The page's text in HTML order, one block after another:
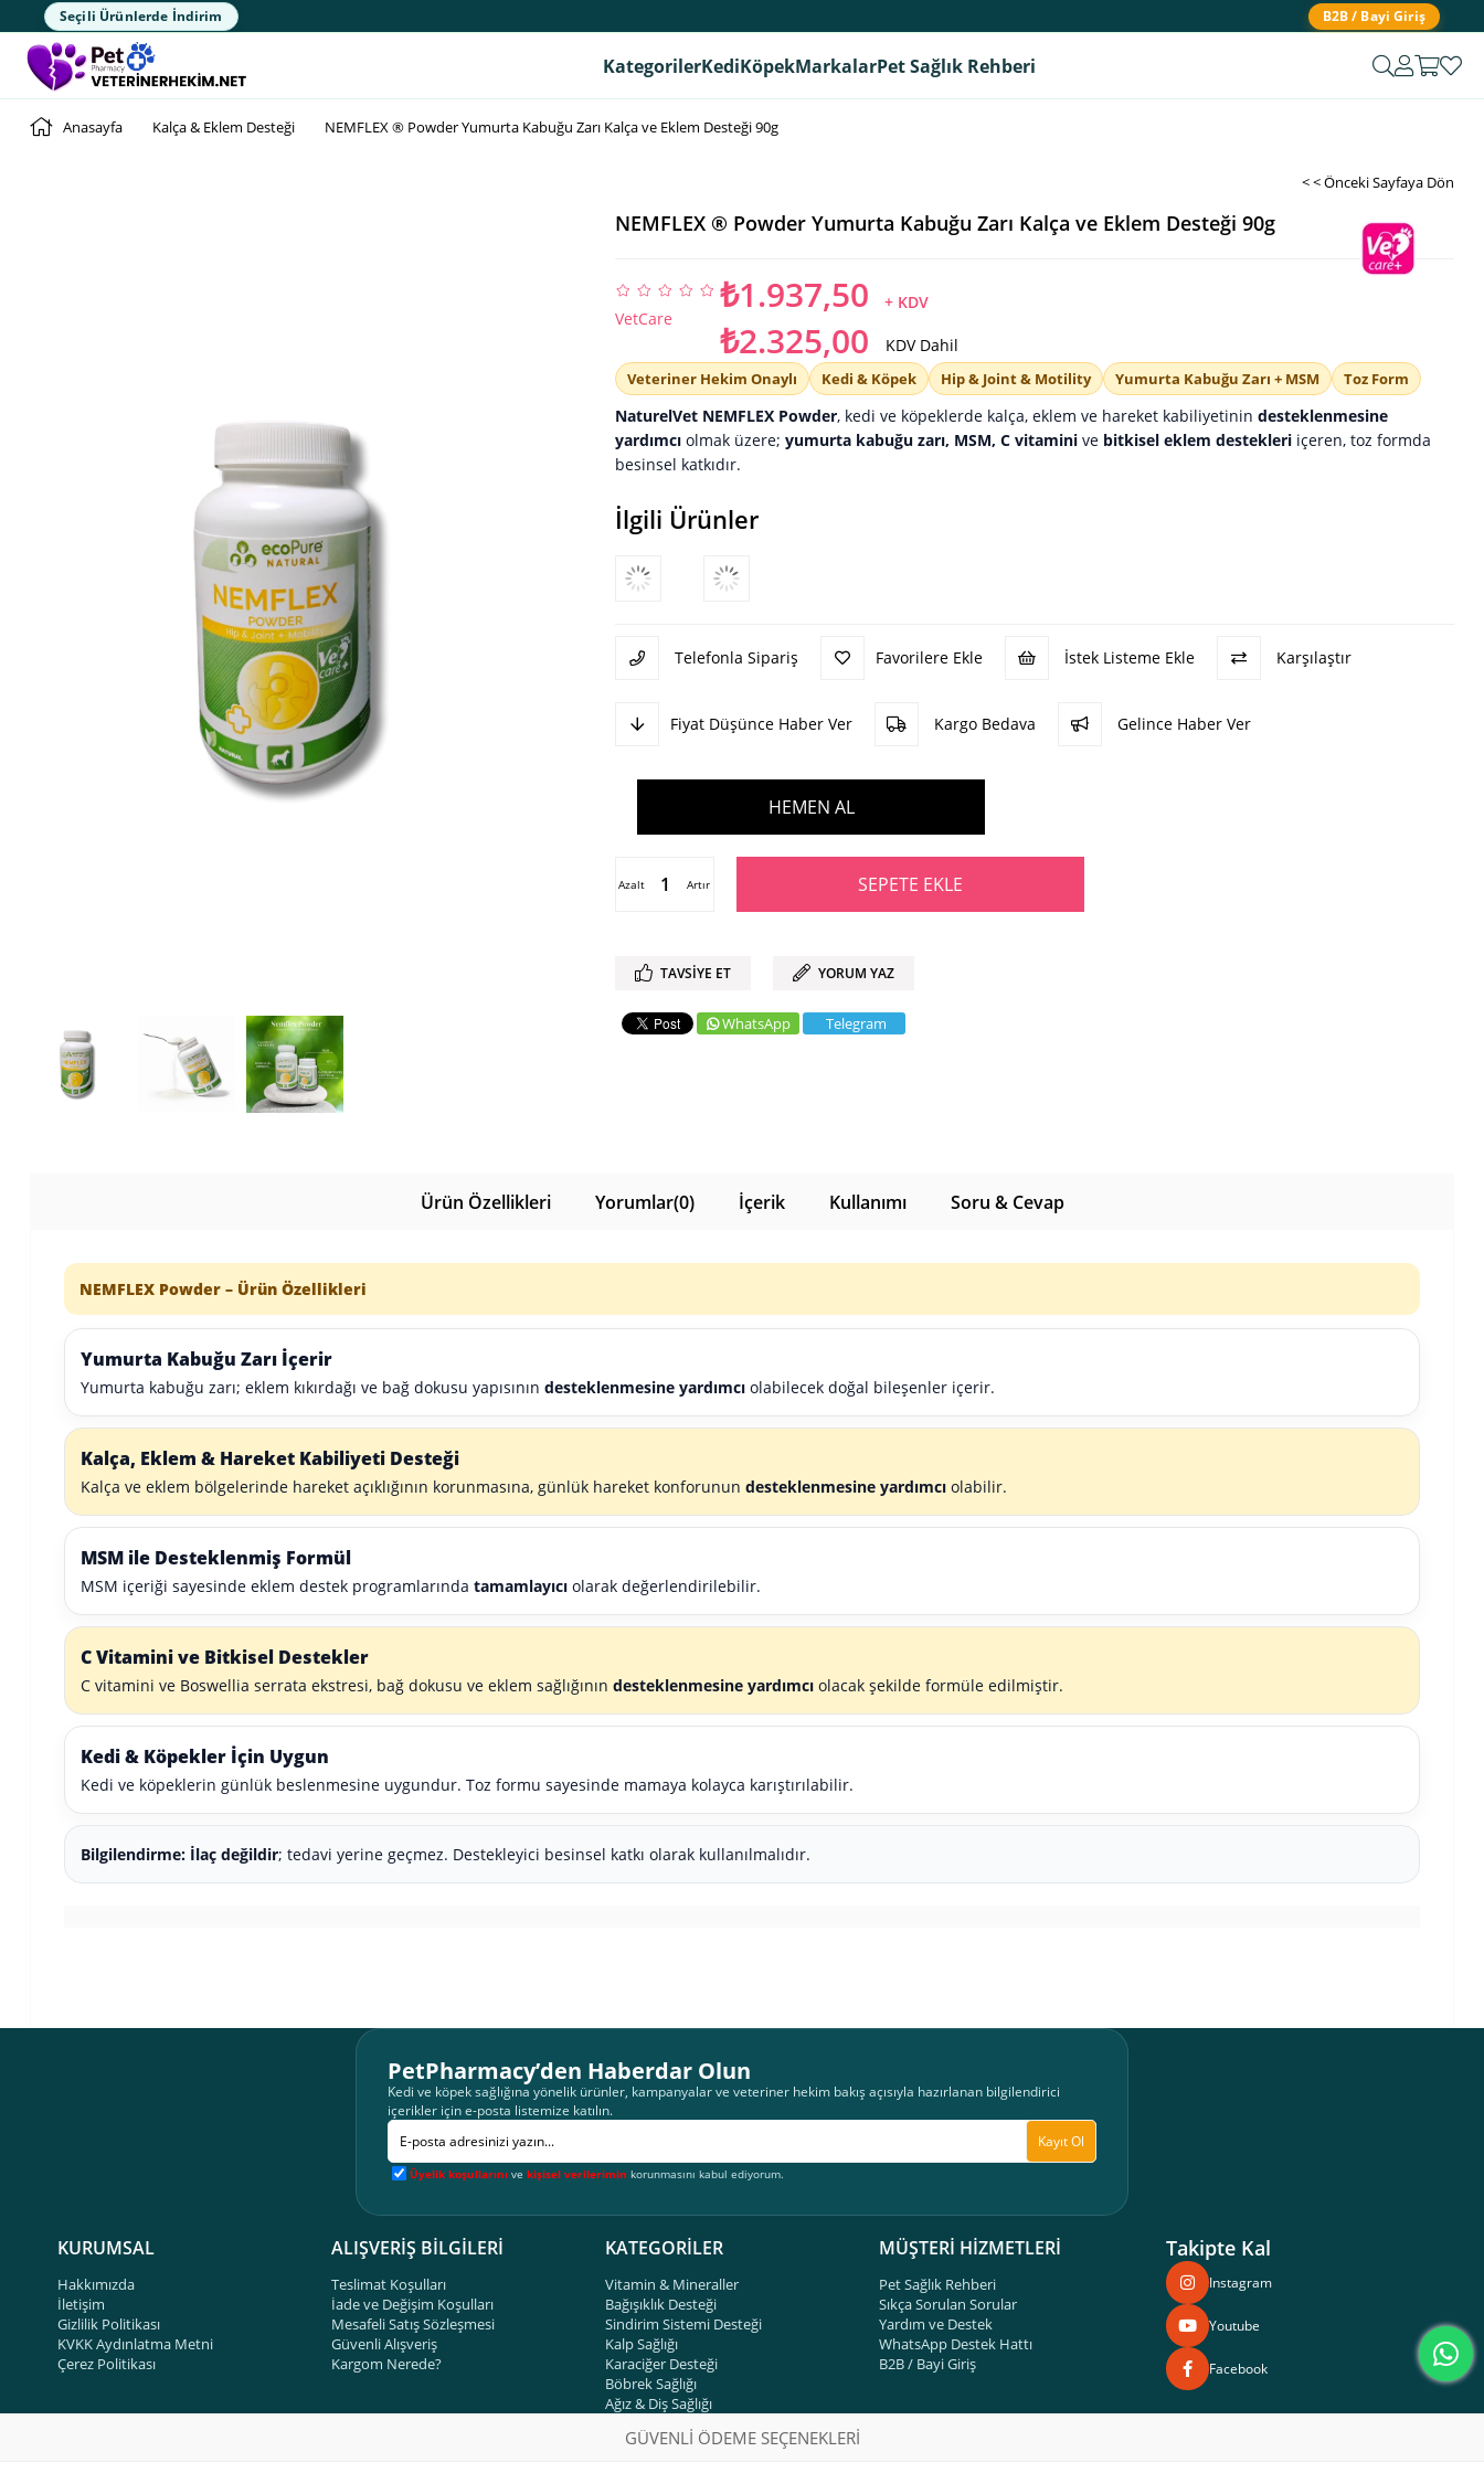
Seçili Ürünlerde İndirim B2B / Bayi Giriş
KategorilerKediKöpekMarkalarPet Sağlık Rehberi
Anasayfa Kalça & Eklem Desteği NEMFLEX ® Powder Yumurta Kabuğu Zarı Kalça ve Eklem Desteği 90g
< < Önceki Sayfaya Dön
NEMFLEX ® Powder Yumurta Kabuğu Zarı Kalça ve Eklem Desteği 90g
VetCare
₺1.937,50 + KDV
KDV Dahil
₺2.325,00
Veteriner Hekim Onaylı Kedi & Köpek Hip & Joint & Motility Yumurta Kabuğu Zarı + MSM Toz Form
NaturelVet NEMFLEX Powder, kedi ve köpeklerde kalça, eklem ve hareket kabiliyetinin desteklenmesine
yardımcı olmak üzere; yumurta kabuğu zarı, MSM, C vitamini ve bitkisel eklem destekleri içeren, toz formda
besinsel katkıdır.
İlgili Ürünler
Telefonla Sipariş Favorilere Ekle İstek Listeme Ekle Karşılaştır
Fiyat Düşünce Haber Ver Kargo Bedava Gelince Haber Ver
Artır
Azalt
TAVSIYE ET YORUM YAZ
WhatsApp Telegram
Ürün Özellikleri Yorumlar(0) İçerik Kullanımı Soru & Cevap
NEMFLEX Powder – Ürün Özellikleri
Yumurta Kabuğu Zarı İçerir
Yumurta kabuğu zarı; eklem kıkırdağı ve bağ dokusu yapısının desteklenmesine yardımcı olabilecek doğal bileşenler içerir.
Kalça, Eklem & Hareket Kabiliyeti Desteği
Kalça ve eklem bölgelerinde hareket açıklığının korunmasına, günlük hareket konforunun desteklenmesine yardımcı olabilir.
MSM ile Desteklenmiş Formül
MSM içeriği sayesinde eklem destek programlarında tamamlayıcı olarak değerlendirilebilir.
C Vitamini ve Bitkisel Destekler
C vitamini ve Boswellia serrata ekstresi, bağ dokusu ve eklem sağlığının desteklenmesine yardımcı olacak şekilde formüle edilmiştir.
Kedi & Köpekler İçin Uygun
Kedi ve köpeklerin günlük beslenmesine uygundur. Toz formu sayesinde mamaya kolayca karıştırılabilir.
Bilgilendirme: İlaç değildir; tedavi yerine geçmez. Destekleyici besinsel katkı olarak kullanılmalıdır.
PetPharmacy’den Haberdar Olun
Kedi ve köpek sağlığına yönelik ürünler, kampanyalar ve veteriner hekim bakış açısıyla hazırlanan bilgilendirici
içerikler için e-posta listemize katılın.
Kayıt Ol
Üyelik koşullarını ve kişisel verilerimin korunmasını kabul ediyorum.
KURUMSAL
Hakkımızda
İletişim
Gizlilik Politikası
KVKK Aydınlatma Metni
Çerez Politikası
ALIŞVERİŞ BİLGİLERİ
Teslimat Koşulları
İade ve Değişim Koşulları
Mesafeli Satış Sözleşmesi
Güvenli Alışveriş
Kargom Nerede?
KATEGORİLER
Vitamin & Mineraller
Bağışıklık Desteği
Sindirim Sistemi Desteği
Kalp Sağlığı
Karaciğer Desteği
Böbrek Sağlığı
Ağız & Diş Sağlığı
MÜŞTERİ HİZMETLERİ
Pet Sağlık Rehberi
Sıkça Sorulan Sorular
Yardım ve Destek
WhatsApp Destek Hattı
B2B / Bayi Giriş
Takipte Kal
Instagram
Youtube
Facebook
GÜVENLİ ÖDEME SEÇENEKLERİ